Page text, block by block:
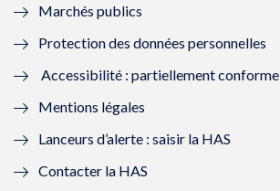
n
ê
t
r
e
n
ê
r
ê
t
e
ê
Marchés publics
Protection des données personnelles
Accessibilité : partiellement conforme
Mentions légales
Lanceurs d’alerte : saisir la HAS
Contacter la HAS